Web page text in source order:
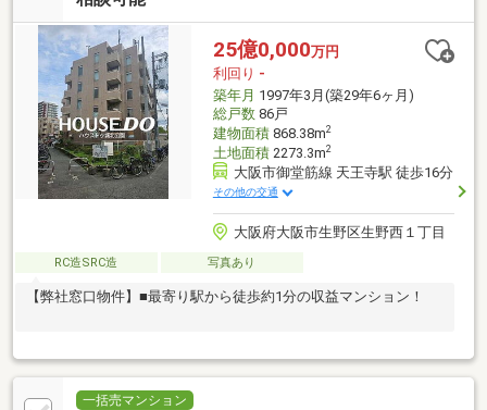
25億0,000万円
利回り -
築年月 1997年3月(築29年6ヶ月)
総戸数86戸
建物面積868.38m2
土地面積2273.3m2
大阪市御堂筋線 天王寺駅 徒歩16分
その他の交通
大阪府大阪市生野区生野西１丁目
RC造SRC造 写真あり
【弊社窓口物件】■最寄り駅から徒歩約1分の収益マンション！
一括売マンション